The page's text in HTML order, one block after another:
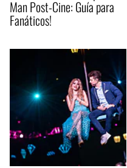
Man Post-Cine: Guía para
Fanáticos!